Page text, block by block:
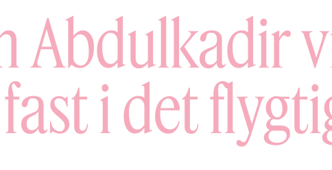
Abdulkadir
fast i det